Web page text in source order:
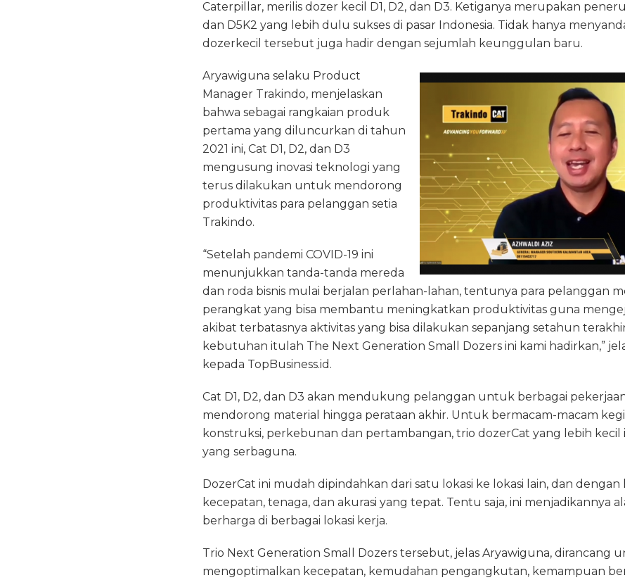
e
b
o
k
te
r
ts
A
p
g
ra
a
d
l
t
l
Caterpillar, merilis dozer kecil D1, D2, dan D3. Ketiganya merupakan
dan D5K2 yang lebih dulu sukses di pasar Indonesia. Tidak hanya
dozerkecil tersebut juga hadir dengan sejumlah keunggulan baru.
Aryawiguna selaku Product
Manager Trakindo, menjelaskan
bahwa sebagai rangkaian produk
pertama yang diluncurkan di tahun
2021 ini, Cat D1, D2, dan D3
mengusung inovasi teknologi yang
terus dilakukan untuk mendorong
produktivitas para pelanggan setia
Trakindo.
“Setelah pandemi COVID-19 ini
menunjukkan tanda-tanda mereda
dan roda bisnis mulai berjalan perlahan-lahan, tentunya para pelanggan
perangkat yang bisa membantu meningkatkan produktivitas guna
akibat terbatasnya aktivitas yang bisa dilakukan sepanjang setahun
kebutuhan itulah The Next Generation Small Dozers ini kami hadirkan,”
kepada TopBusiness.id.
Cat D1, D2, dan D3 akan mendukung pelanggan untuk berbagai
mendorong material hingga perataan akhir. Untuk bermacam-macam
konstruksi, perkebunan dan pertambangan, trio dozerCat yang lebih kecil
yang serbaguna.
DozerCat ini mudah dipindahkan dari satu lokasi ke lokasi lain, dan dengan
kecepatan, tenaga, dan akurasi yang tepat. Tentu saja, ini menjadikannya
berharga di berbagai lokasi kerja.
Trio Next Generation Small Dozers tersebut, jelas Aryawiguna, dirancang
mengoptimalkan kecepatan, kemudahan pengangkutan, kemampuan